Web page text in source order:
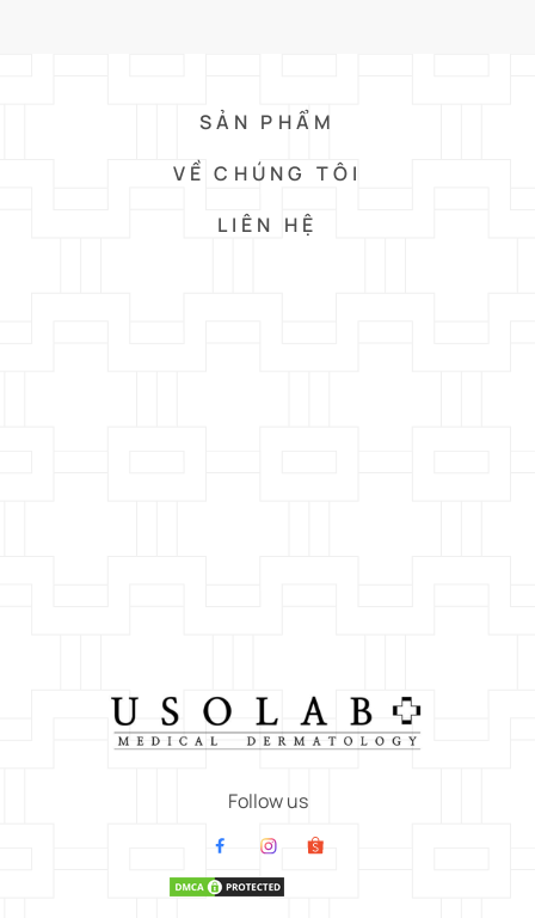
SẢN PHẨM
VỀ CHÚNG TÔI
LIÊN HỆ
Follow us